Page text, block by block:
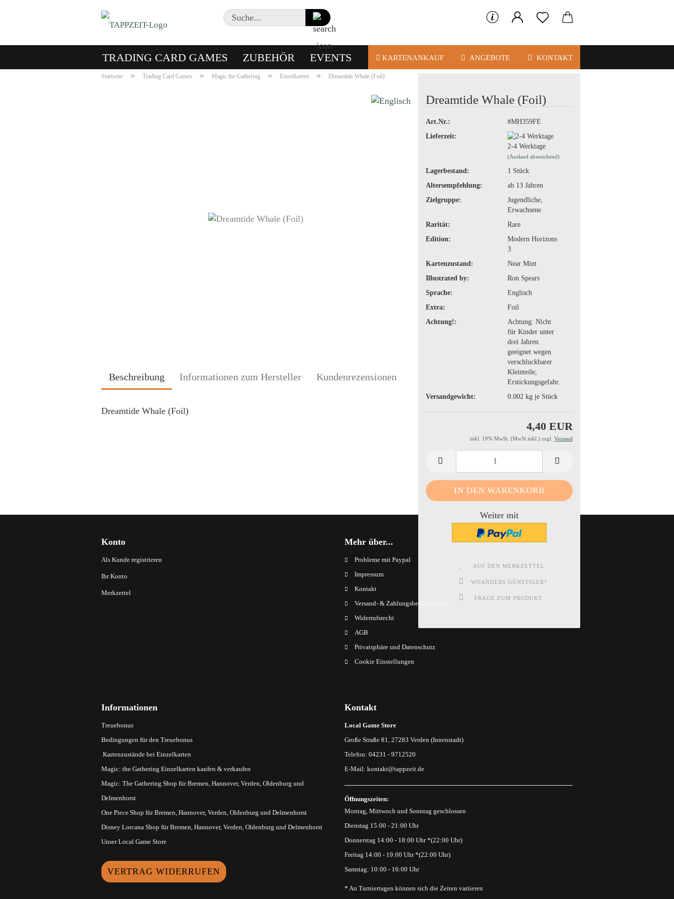
Suche...
TRADING CARD GAMES ZUBEHÖR EVENTS KARTENANKAUF ANGEBOTE KONTAKT
Startseite » Trading Card Games » Magic the Gathering » Einzelkarten » Dreamtide Whale (Foil)
Dreamtide Whale (Foil)
Art.Nr.:
#MH359FE
Lieferzeit:
2-4 Werktage
(Ausland abweichend)
Lagerbestand: 1 Stück
Altersempfehlung:
ab 13 Jahren
Zielgruppe:
Jugendliche,
Erwachsene
Rarität:
Rare
Edition:
Modern Horizons
3
Kartenzustand:
Near Mint
Illustrated by:
Ron Spears
Sprache:
Englisch
Extra:
Foil
Achtung!:
Achtung: Nicht
für Kinder unter
drei Jahren
geeignet wegen
verschluckbarer
Kleinteile,
Erstickungsgefahr.
Versandgewicht:
0.002 kg je Stück
4,40 EUR
inkl. 19% MwSt. (MwSt inkl.) zzgl. Versand
Weiter mit
AUF DEN MERKZETTEL
WOANDERS GÜNSTIGER?
FRAGE ZUM PRODUKT
Beschreibung Informationen zum Hersteller Kundenrezensionen
Dreamtide Whale (Foil)
Konto
Als Kunde registrieren
Ihr Konto
Merkzettel
Mehr über...
Probleme mit Paypal
Impressum
Kontakt
Versand- & Zahlungsbedingungen
Widerrufsrecht
AGB
Privatsphäre und Datenschutz
Cookie Einstellungen
Informationen
Treuebonus
Bedingungen für den Treuebonus
Kartenzustände bei Einzelkarten
Magic: the Gathering Einzelkarten kaufen & verkaufen
Magic: The Gathering Shop für Bremen, Hannover, Verden, Oldenburg und
Delmenhorst
One Piece Shop für Bremen, Hannover, Verden, Oldenburg und Delmenhorst
Disney Lorcana Shop für Bremen, Hannover, Verden, Oldenburg und Delmenhorst
Unser Local Game Store
Kontakt
Local Game Store
Große Straße 81, 27283 Verden (Innenstadt)
Telefon: 04231 - 9712520
E-Mail: kontakt@tappzeit.de
Öffnungszeiten:
Montag, Mittwoch und Sonntag geschlossen
Dienstag 15:00 - 21:00 Uhr
Donnerstag 14:00 - 18:00 Uhr *(22:00 Uhr)
Freitag 14:00 - 19:00 Uhr *(22:00 Uhr)
Samstag: 10:00 - 16:00 Uhr
* An Turniertagen können sich die Zeiten variieren
VERTRAG WIDERRUFEN